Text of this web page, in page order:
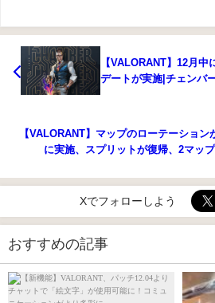
【VALORANT】12月
デートが実施|チェンバ
【VALORANT】マップのローテーション
に実施、スプリットが復帰、2マッ
Xでフォローしよう
おすすめの記事